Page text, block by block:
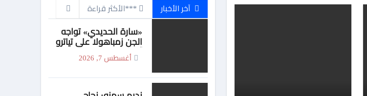
آخر الأخبار ***الأكثر قراءة
«سارة الحديدي» تواجه
الجن زمباهولا على تياترو
آفاق
أغسطس 7, 2026